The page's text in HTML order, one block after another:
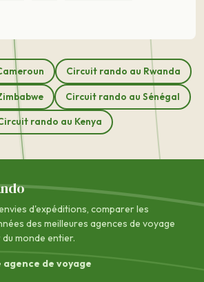
Circuit rando au Rwanda
Circuit rando au Sénégal
rando au Kenya
d'expéditions, comparer les
des meilleures agences de voyage
monde entier.
de voyage